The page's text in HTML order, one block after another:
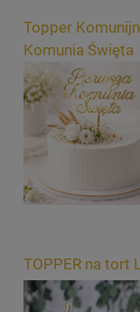
Topper
Komunia Święta
TOPPER na tort